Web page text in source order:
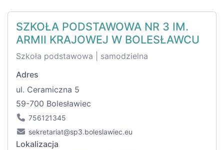
SZKOŁA PODSTAWOWA NR 3 IM.
ARMII KRAJOWEJ W BOLESŁAWCU
Szkoła podstawowa | samodzielna
Adres
ul. Ceramiczna 5
59-700 Bolesławiec
756121345
sekretariat@sp3.boleslawiec.eu
Lokalizacja